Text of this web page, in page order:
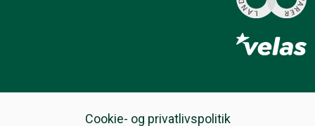
Cookie- og privatlivspolitik